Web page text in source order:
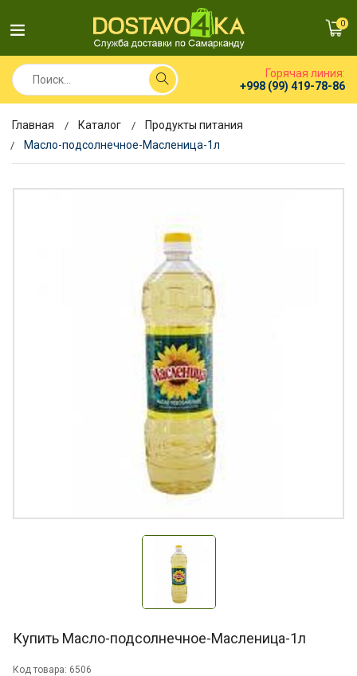
0
Горячая линия:
+998 (99) 419-78-86
Главная Каталог
Продукты питания
Масло-подсолнечное-Масленица-1л
Купить Масло-подсолнечное-Масленица-1л
Код товара: 6506